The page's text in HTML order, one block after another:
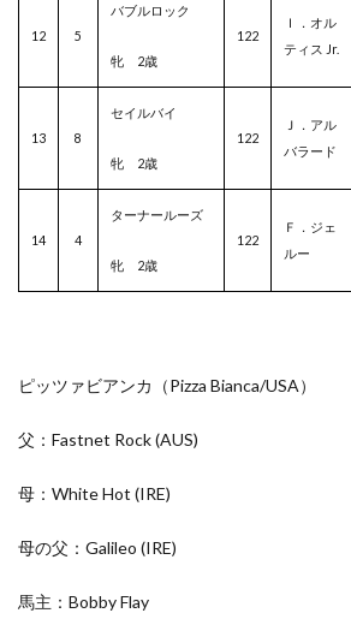
12 5
バブルロック
牝 2歳
122
Ｉ．オル
ティス Jr.
13 8
セイルバイ
牝 2歳
122
Ｊ．アル
バラード
14 4
ターナールーズ
牝 2歳
122
Ｆ．ジェ
ルー
ピッツァビアンカ（Pizza Bianca/USA）
父：Fastnet Rock(AUS)
母：White Hot (IRE)
母の父：Galileo (IRE)
馬主：Bobby Flay